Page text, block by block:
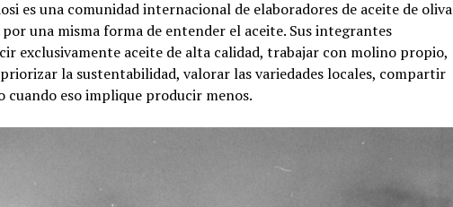
es una comunidad internacional de elaboradores de aceite de oliva
una misma forma de entender el aceite. Sus integrantes
exclusivamente aceite de alta calidad, trabajar con molino propio,
la sustentabilidad, valorar las variedades locales, compartir
eso implique producir menos.